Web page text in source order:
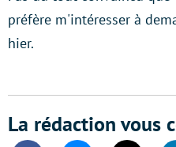
préfère m'intéresser à
hier.
La rédaction vous